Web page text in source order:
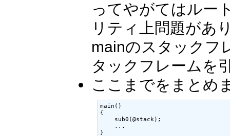
ってやがてはルー
リティ上問題があ
mainのスタックフ
タックフレームを
ここまでをまとめ
main()
{
    sub0(@stack);
    ...
}